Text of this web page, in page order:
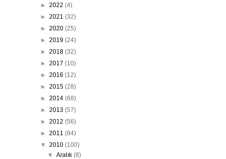
► 2022 (4)
► 2021 (32)
► 2020 (25)
► 2019 (24)
► 2018 (32)
► 2017 (10)
► 2016 (12)
► 2015 (28)
► 2014 (68)
► 2013 (57)
► 2012 (56)
► 2011 (84)
▼ 2010 (100)
▼Aralık(8)